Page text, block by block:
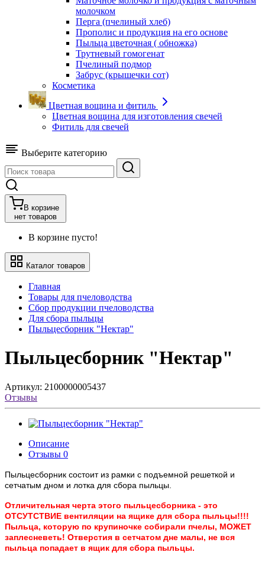
молочком
Перга (пчелиный хлеб)
Прополис и продукция на его основе
Пыльца цветочная ( обножка)
Трутневый гомогенат
Пчелиный подмор
Забрус (крышечки сот)
Косметика
Цветная вощина и фитиль
Цветная вощина для изготовления свечей
Фитиль для свечей
Выберите категорию
В корзине
нет товаров
В корзине пусто!
Каталог товаров
Главная
Товары для пчеловодства
Сбор продукции пчеловодства
Для сбора пыльцы
Пыльцесборник "Нектар"
Пыльцесборник "Нектар"
Артикул: 2100000005437
Отзывы
Описание
Отзывы 0
Пыльцесборник состоит из рамки с подъемной решеткой и
сетчатым дном и лотка для сбора пыльцы.
Отличительная черта этого пыльцесборника - это
ОТСУТСТВИЕ вентиляции на ящике для сбора пыльцы!!!!
Пыльца, которую по крупиночке собирали пчелы, МОЖЕТ
заплесневеть! Отверстия в сетчатом дне малы, не вся
пыльца попадает в ящик для сбора пыльцы.